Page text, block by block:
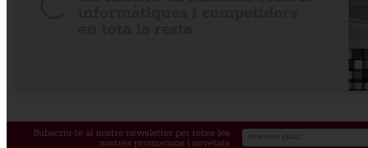
Subscriu-te al nostre newsletter per rebre les
nostres promocions i novetats